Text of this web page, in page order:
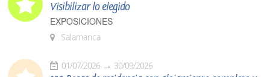
Visibilizar lo elegido
EXPOSICIONES
Salamanca
01/07/2026 30/09/2026